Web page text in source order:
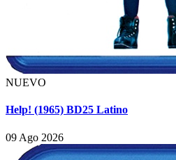
NUEVO
Help! (1965) BD25 Latino
09 Ago 2026